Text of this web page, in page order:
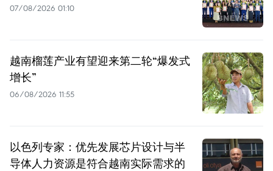
07/08/2026 01:10
越南榴莲产业有望迎来第二轮“爆发式
增长”
06/08/2026 11:55
以色列专家：优先发展芯片设计与半
导体人力资源是符合越南实际需求的